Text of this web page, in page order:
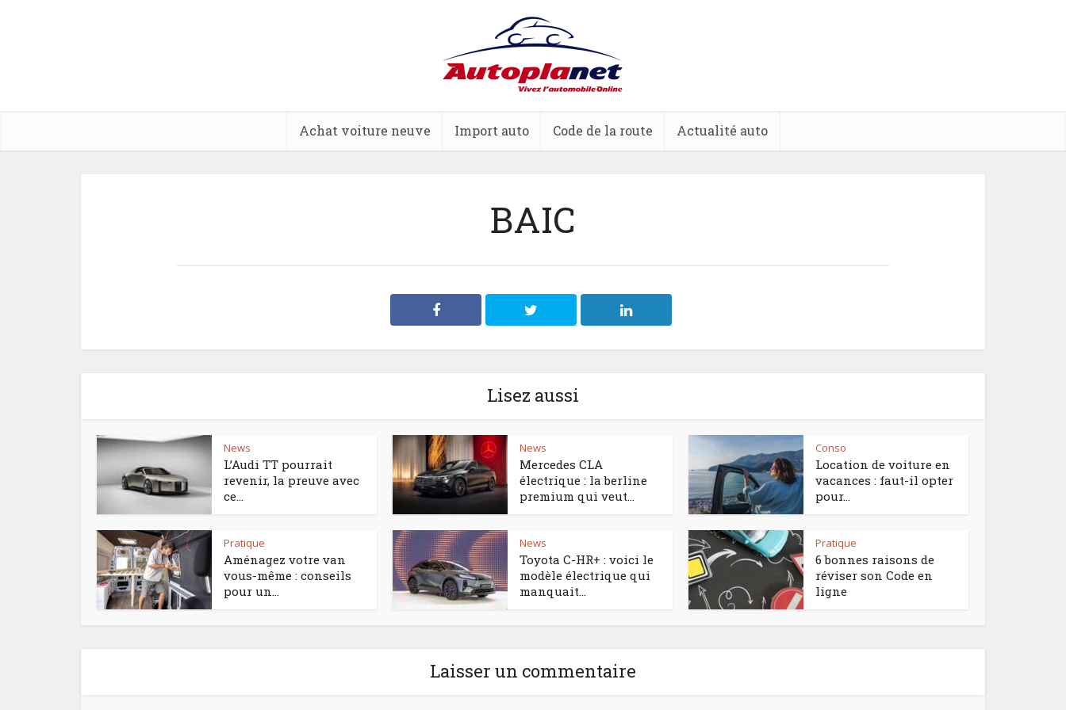
Achat voiture neuve Import auto Code de la route Actualité auto
BAIC
Lisez aussi
News
L’Audi TT pourrait
revenir, la preuve avec
ce...
News
Mercedes CLA
électrique : la berline
premium qui veut...
Conso
Location de voiture en
vacances : faut-il opter
pour...
Pratique
Aménagez votre van
vous-même : conseils
pour un...
News
Toyota C-HR+ : voici le
modèle électrique qui
manquait...
Pratique
6 bonnes raisons de
réviser son Code en
ligne
Laisser un commentaire